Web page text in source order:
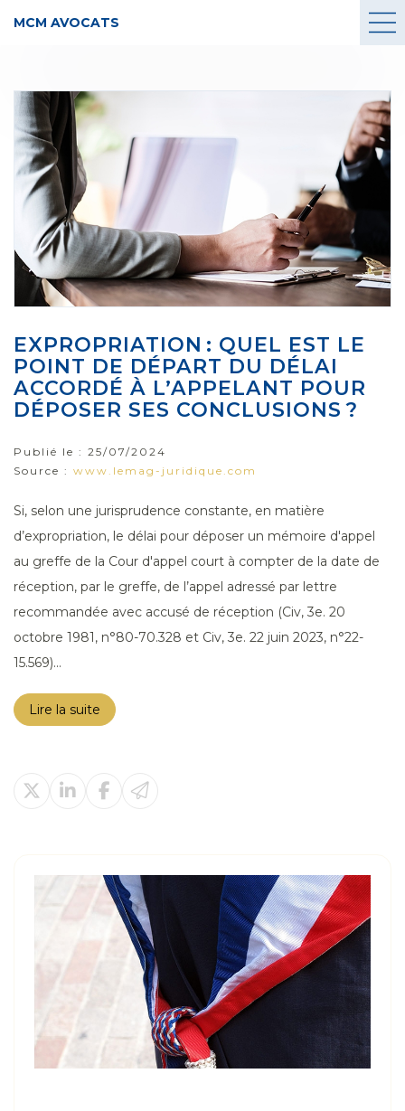
MCM AVOCATS
EXPROPRIATION : QUEL EST LE
POINT DE DÉPART DU DÉLAI
ACCORDÉ À L’APPELANT POUR
DÉPOSER SES CONCLUSIONS ?
Publié le : 25/07/2024
Source : www.lemag-juridique.com
Si, selon une jurisprudence constante, en matière
d’expropriation, le délai pour déposer un mémoire d'appel
au greffe de la Cour d'appel court à compter de la date de
réception, par le greffe, de l’appel adressé par lettre
recommandée avec accusé de réception (Civ, 3e. 20
octobre 1981, n°80-70.328 et Civ, 3e. 22 juin 2023, n°22-
15.569)...
Lire la suite